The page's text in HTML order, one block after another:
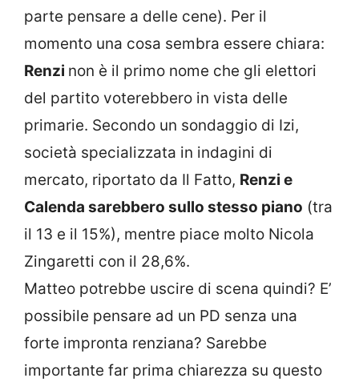
parte pensare a delle cene). Per il
momento una cosa sembra essere chiara:
Renzi non è il primo nome che gli elettori
del partito voterebbero in vista delle
primarie. Secondo un sondaggio di Izi,
società specializzata in indagini di
mercato, riportato da Il Fatto, Renzi e
Calenda sarebbero sullo stesso piano (tra
il 13 e il 15%), mentre piace molto Nicola
Zingaretti con il 28,6%.
Matteo potrebbe uscire di scena quindi? E’
possibile pensare ad un PD senza una
forte impronta renziana? Sarebbe
importante far prima chiarezza su questo